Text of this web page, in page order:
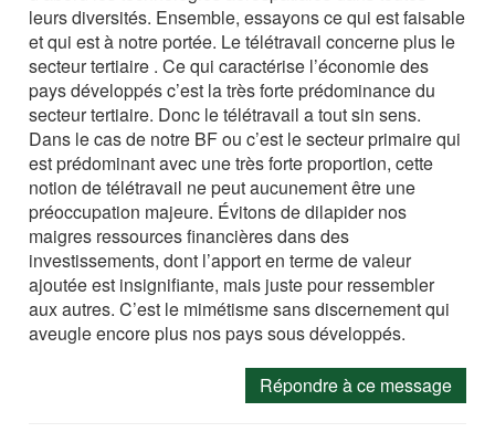
leurs diversités. Ensemble, essayons ce qui est faisable
et qui est à notre portée. Le télétravail concerne plus le
secteur tertiaire . Ce qui caractérise l’économie des
pays développés c’est la très forte prédominance du
secteur tertiaire. Donc le télétravail a tout sin sens.
Dans le cas de notre BF ou c’est le secteur primaire qui
est prédominant avec une très forte proportion, cette
notion de télétravail ne peut aucunement être une
préoccupation majeure. Évitons de dilapider nos
maigres ressources financières dans des
investissements, dont l’apport en terme de valeur
ajoutée est insignifiante, mais juste pour ressembler
aux autres. C’est le mimétisme sans discernement qui
aveugle encore plus nos pays sous développés.
Répondre à ce message